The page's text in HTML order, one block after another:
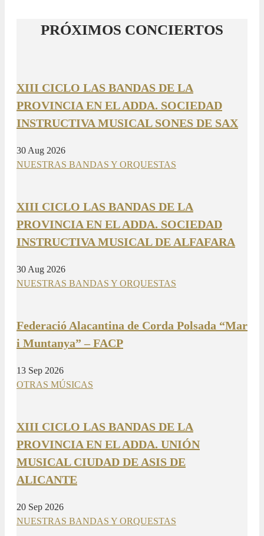
PRÓXIMOS CONCIERTOS
XIII CICLO LAS BANDAS DE LA
PROVINCIA EN EL ADDA. SOCIEDAD
INSTRUCTIVA MUSICAL SONES DE SAX
30 Aug 2026
NUESTRAS BANDAS Y ORQUESTAS
XIII CICLO LAS BANDAS DE LA
PROVINCIA EN EL ADDA. SOCIEDAD
INSTRUCTIVA MUSICAL DE ALFAFARA
30 Aug 2026
NUESTRAS BANDAS Y ORQUESTAS
Federació Alacantina de Corda Polsada “Mar
i Muntanya” – FACP
13 Sep 2026
OTRAS MÚSICAS
XIII CICLO LAS BANDAS DE LA
PROVINCIA EN EL ADDA. UNIÓN
MUSICAL CIUDAD DE ASIS DE
ALICANTE
20 Sep 2026
NUESTRAS BANDAS Y ORQUESTAS